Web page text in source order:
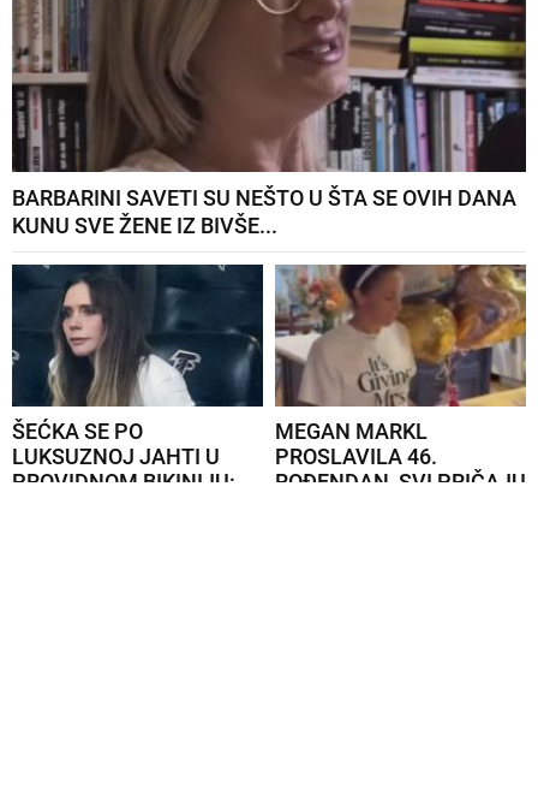
BARBARINI SAVETI SU NEŠTO U ŠTA SE OVIH DANA
KUNU SVE ŽENE IZ BIVŠE...
ŠEĆKA SE PO
LUKSUZNOJ JAHTI U
PROVIDNOM BIKINIJU:
MEGAN MARKL
PROSLAVILA 46.
ROĐENDAN, SVI PRIČAJU